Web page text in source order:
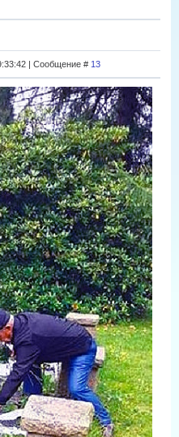
| Сообщение # 13